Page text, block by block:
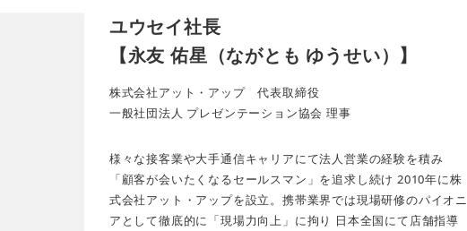
ユウセイ社長
【永友 佑星（ながとも ゆうせい）】
株式会社アット・アップ 代表取締役
一般社団法人 プレゼンテーション協会 理事
様々な接客業や大手通信キャリアにて法人営業の経験を積み
「顧客が会いたくなるセールスマン」を追求し続け 2010年に株
式会社アット・アップを設立。携帯業界では現場研修のパイオニ
アとして徹底的に「現場力向上」に拘り 日本全国にて店舗指導